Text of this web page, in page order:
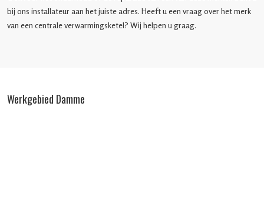
bij ons installateur aan het juiste adres. Heeft u een vraag over het merk
van een centrale verwarmingsketel? Wij helpen u graag.
Werkgebied Damme